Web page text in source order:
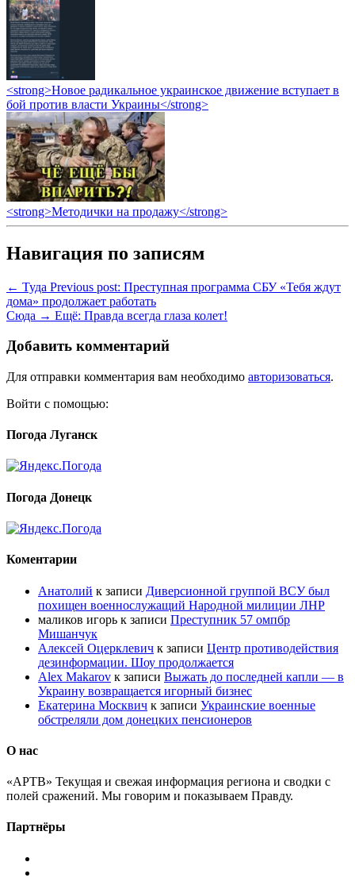
<strong>Новое радикальное украинское движение вступает в
бой против власти Украины</strong>
<strong>Методички на продажу</strong>
Навигация по записям
← Туда Previous post: Преступная программа СБУ «Тебя ждут
дома» продолжает работать
Сюда → Ещё: Правда всегда глаза колет!
Добавить комментарий
Для отправки комментария вам необходимо авторизоваться.
Войти с помощью:
Погода Луганск
Погода Донецк
Коментарии
Анатолий к записи Диверсионной группой ВСУ был
похищен военнослужащий Народной милиции ЛНР
маликов игорь к записи Преступник 57 омпбр
Мишанчук
Алексей Оцерклевич к записи Центр противодействия
дезинформации. Шоу продолжается
Alex Makarov к записи Выжать до последней капли — в
Украину возвращается игорный бизнес
Екатерина Москвич к записи Украинские военные
обстреляли дом донецких пенсионеров
О нас
«АРТВ» Текущая и свежая информация региона и сводки с
полей сражений. Мы говорим и показываем Правду.
Партнёры